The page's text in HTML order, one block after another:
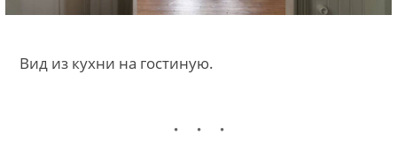
Вид из кухни на гостиную.